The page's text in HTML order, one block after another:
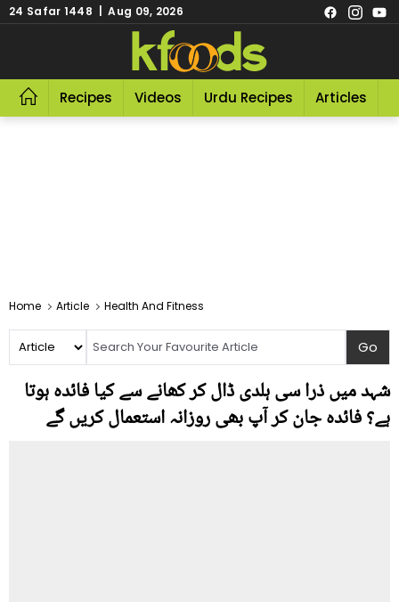
24 Safar 1448 | Aug 09, 2026
Recipes Videos Urdu Recipes Articles
Home Article Health And Fitness
شہد میں ذرا سی ہلدی ڈال کر کھانے سے کیا فائدہ ہوتا
ہے؟ فائدہ جان کر آپ بھی روزانہ استعمال کریں گے